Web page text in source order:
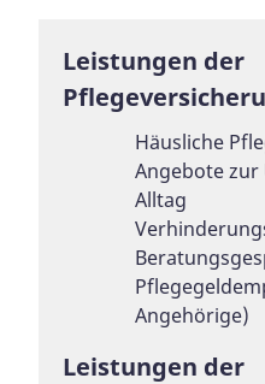
Leistungen der
Häusliche
Angebote
Alltag
Angehörige)
Leistungen der